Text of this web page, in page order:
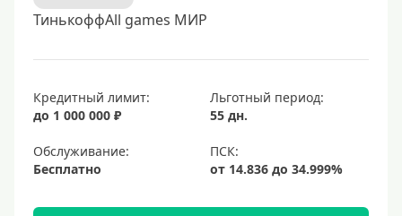
ТинькоффAll games МИР
Кредитный лимит:
до 1 000 000 ₽
Льготный период:
55 дн.
Обслуживание:
Бесплатно